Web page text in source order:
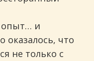
опыт… и
что
не только с